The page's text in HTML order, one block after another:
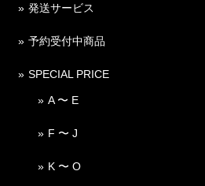
発送サービス
予約受付中商品
SPECIAL PRICE
A 〜 E
F 〜 J
K 〜 O